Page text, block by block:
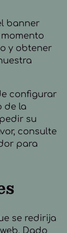
banner
y obtener
configurar
de la
su
consulte
para
se redirija
Dado